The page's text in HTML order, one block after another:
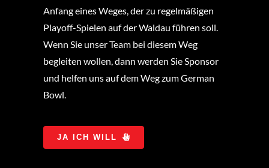
Anfang eines Weges, der zu regelmäßigen
Playoff-Spielen auf der Waldau führen soll.
Wenn Sie unser Team bei diesem Weg
begleiten wollen, dann werden Sie Sponsor
und helfen uns auf dem Weg zum German
Bowl.
JA ICH WILL